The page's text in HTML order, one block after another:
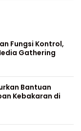
Fungsi Kontrol,
Gathering
Bantuan
Kebakaran di